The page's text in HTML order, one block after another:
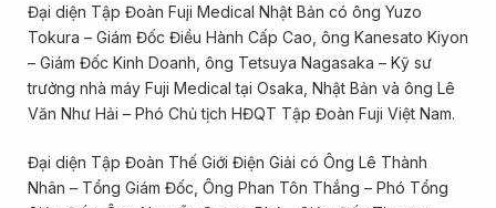
Đại diện Tập Đoàn Fuji Medical Nhật Bản có ông Yuzo
Tokura – Giám Đốc Điều Hành Cấp Cao, ông Kanesato Kiyon
– Giám Đốc Kinh Doanh, ông Tetsuya Nagasaka – Kỹ sư
trưởng nhà máy Fuji Medical tại Osaka, Nhật Bản và ông Lê
Văn Như Hải – Phó Chủ tịch HĐQT Tập Đoàn Fuji Việt Nam.
Đại diện Tập Đoàn Thế Giới Điện Giải có Ông Lê Thành
Nhân – Tổng Giám Đốc, Ông Phan Tôn Thắng – Phó Tổng